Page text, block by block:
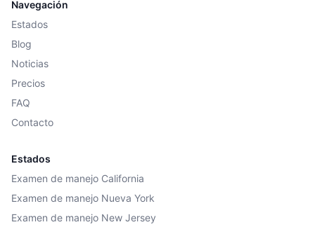
Navegación
Estados
Blog
Noticias
Precios
FAQ
Contacto
Estados
Examen de manejo California
Examen de manejo Nueva York
Examen de manejo New Jersey